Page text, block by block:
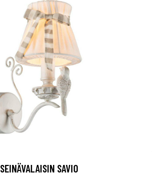
SEINÄVALAISIN SAVIO